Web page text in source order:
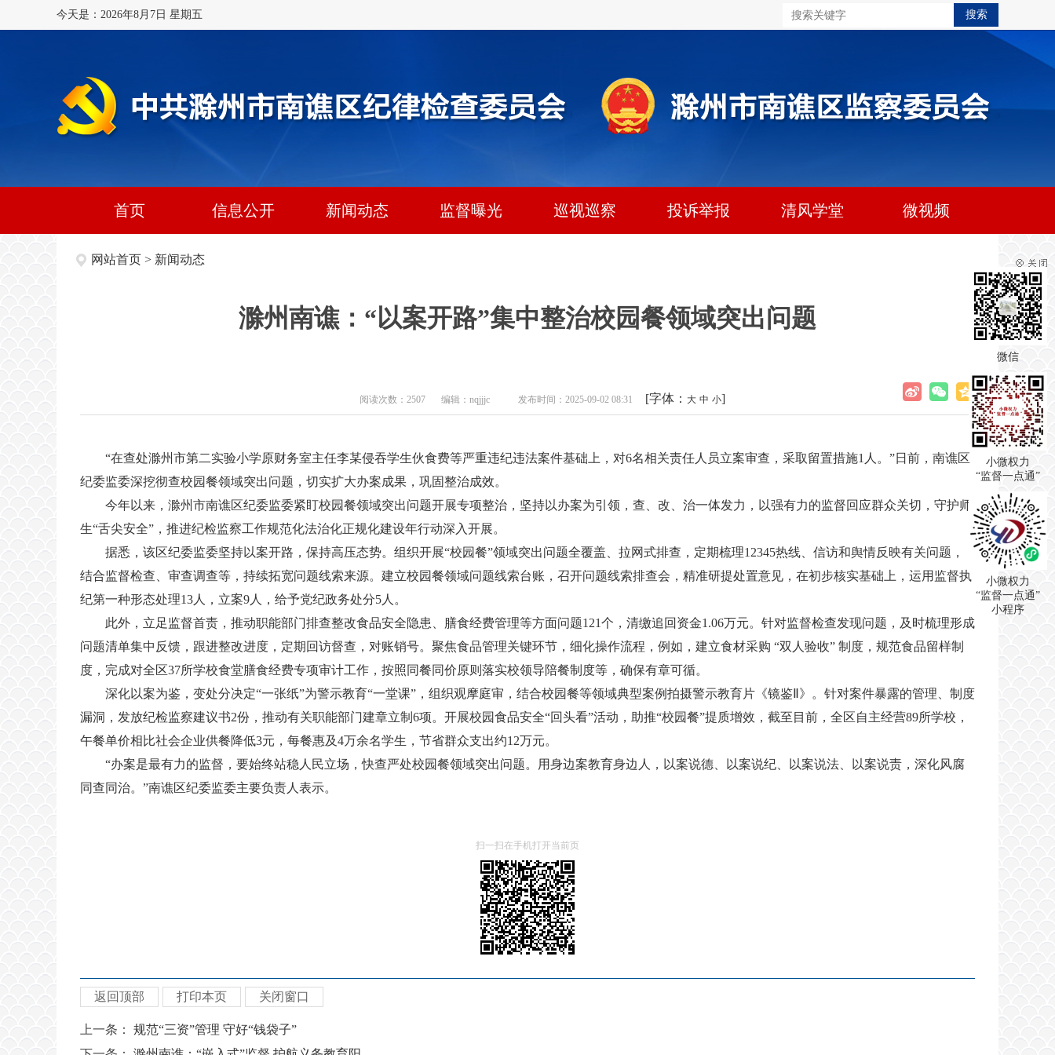
今天是：2026年8月7日 星期五
首页 信息公开 新闻动态 监督曝光 巡视巡察 投诉举报 清风学堂 微视频
网站首页 > 新闻动态
滁州南谯：“以案开路”集中整治校园餐领域突出问题
阅读次数：2507 编辑：nqjjjc 发布时间：2025-09-02 08:31 [字体： 大 中 小]
“在查处滁州市第二实验小学原财务室主任李某侵吞学生伙食费等严重违纪违法案件基础上，对6名相关责任人员立案审查，采取留置措施1人。”日前，南谯区
纪委监委深挖彻查校园餐领域突出问题，切实扩大办案成果，巩固整治成效。
今年以来，滁州市南谯区纪委监委紧盯校园餐领域突出问题开展专项整治，坚持以办案为引领，查、改、治一体发力，以强有力的监督回应群众关切，守护师
生“舌尖安全”，推进纪检监察工作规范化法治化正规化建设年行动深入开展。
据悉，该区纪委监委坚持以案开路，保持高压态势。组织开展“校园餐”领域突出问题全覆盖、拉网式排查，定期梳理12345热线、信访和舆情反映有关问题，
结合监督检查、审查调查等，持续拓宽问题线索来源。建立校园餐领域问题线索台账，召开问题线索排查会，精准研提处置意见，在初步核实基础上，运用监督执
纪第一种形态处理13人，立案9人，给予党纪政务处分5人。
此外，立足监督首责，推动职能部门排查整改食品安全隐患、膳食经费管理等方面问题121个，清缴追回资金1.06万元。针对监督检查发现问题，及时梳理形成
问题清单集中反馈，跟进整改进度，定期回访督查，对账销号。聚焦食品管理关键环节，细化操作流程，例如，建立食材采购 “双人验收” 制度，规范食品留样制
度，完成对全区37所学校食堂膳食经费专项审计工作，按照同餐同价原则落实校领导陪餐制度等，确保有章可循。
深化以案为鉴，变处分决定“一张纸”为警示教育“一堂课”，组织观摩庭审，结合校园餐等领域典型案例拍摄警示教育片《镜鉴Ⅱ》。针对案件暴露的管理、制度
漏洞，发放纪检监察建议书2份，推动有关职能部门建章立制6项。开展校园食品安全“回头看”活动，助推“校园餐”提质增效，截至目前，全区自主经营89所学校，
午餐单价相比社会企业供餐降低3元，每餐惠及4万余名学生，节省群众支出约12万元。
“办案是最有力的监督，要始终站稳人民立场，快查严处校园餐领域突出问题。用身边案教育身边人，以案说德、以案说纪、以案说法、以案说责，深化风腐
同查同治。”南谯区纪委监委主要负责人表示。
扫一扫在手机打开当前页
返回顶部 打印本页 关闭窗口
上一条： 规范“三资”管理 守好“钱袋子”
微信
小微权力
“监督一点通”
小微权力
“监督一点通”
小程序